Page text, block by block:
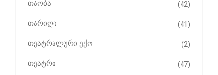
თაობა (42)
თარიღი (41)
თეატრალური ექო (2)
თეატრი (47)